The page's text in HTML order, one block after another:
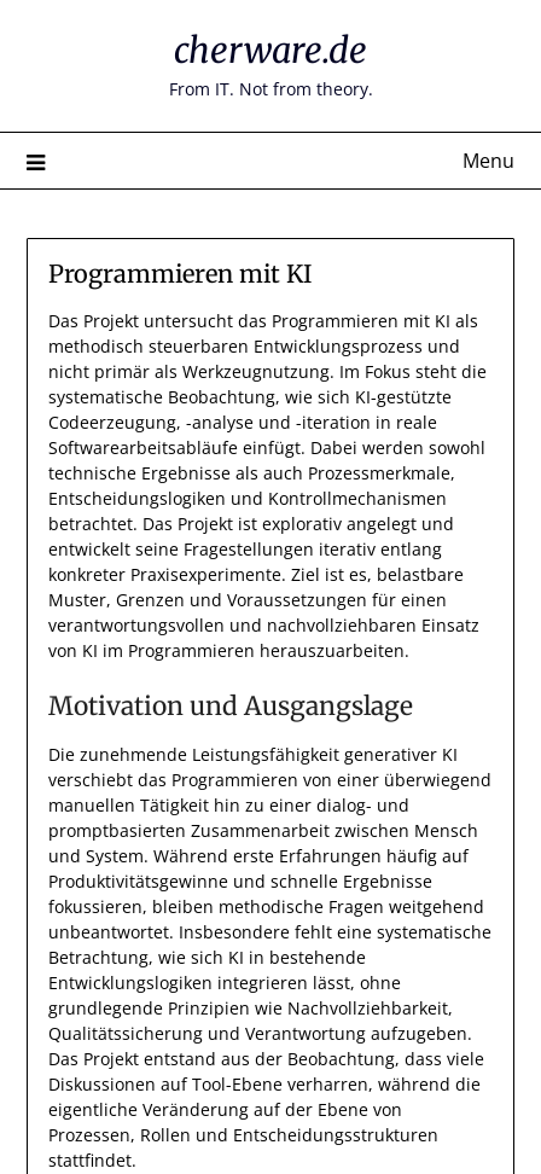
cherware.de
From IT. Not from theory.
Menu
Programmieren mit KI
Das Projekt untersucht das Programmieren mit KI als
methodisch steuerbaren Entwicklungsprozess und
nicht primär als Werkzeugnutzung. Im Fokus steht die
systematische Beobachtung, wie sich KI-gestützte
Codeerzeugung, -analyse und -iteration in reale
Softwarearbeitsabläufe einfügt. Dabei werden sowohl
technische Ergebnisse als auch Prozessmerkmale,
Entscheidungslogiken und Kontrollmechanismen
betrachtet. Das Projekt ist explorativ angelegt und
entwickelt seine Fragestellungen iterativ entlang
konkreter Praxisexperimente. Ziel ist es, belastbare
Muster, Grenzen und Voraussetzungen für einen
verantwortungsvollen und nachvollziehbaren Einsatz
von KI im Programmieren herauszuarbeiten.
Motivation und Ausgangslage
Die zunehmende Leistungsfähigkeit generativer KI
verschiebt das Programmieren von einer überwiegend
manuellen Tätigkeit hin zu einer dialog- und
promptbasierten Zusammenarbeit zwischen Mensch
und System. Während erste Erfahrungen häufig auf
Produktivitätsgewinne und schnelle Ergebnisse
fokussieren, bleiben methodische Fragen weitgehend
unbeantwortet. Insbesondere fehlt eine systematische
Betrachtung, wie sich KI in bestehende
Entwicklungslogiken integrieren lässt, ohne
grundlegende Prinzipien wie Nachvollziehbarkeit,
Qualitätssicherung und Verantwortung aufzugeben.
Das Projekt entstand aus der Beobachtung, dass viele
Diskussionen auf Tool-Ebene verharren, während die
eigentliche Veränderung auf der Ebene von
Prozessen, Rollen und Entscheidungsstrukturen
stattfindet.